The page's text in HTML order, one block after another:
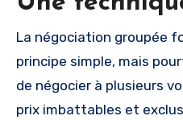
La négociation groupée
principe simple, mais
de négocier à plusieurs
prix imbattables et